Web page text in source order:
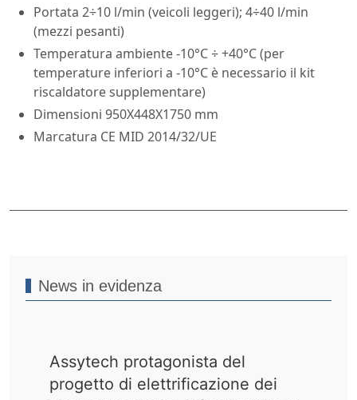
Portata 2÷10 l/min (veicoli leggeri); 4÷40 l/min
(mezzi pesanti)
Temperatura ambiente -10°C ÷ +40°C (per
temperature inferiori a -10°C è necessario il kit
riscaldatore supplementare)
Dimensioni 950X448X1750 mm
Marcatura CE MID 2014/32/UE
News in evidenza
Assytech protagonista del
progetto di elettrificazione dei